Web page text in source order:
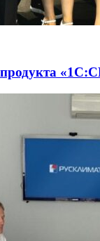
продукта